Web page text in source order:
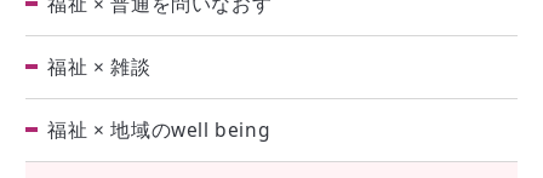
福祉 × 雑談
福祉 × 地域のwell being